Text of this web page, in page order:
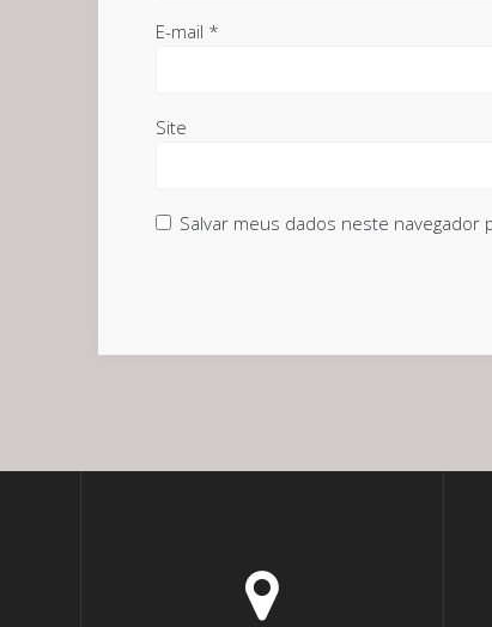
E-mail *
Site
Salvar meus dados neste navegador